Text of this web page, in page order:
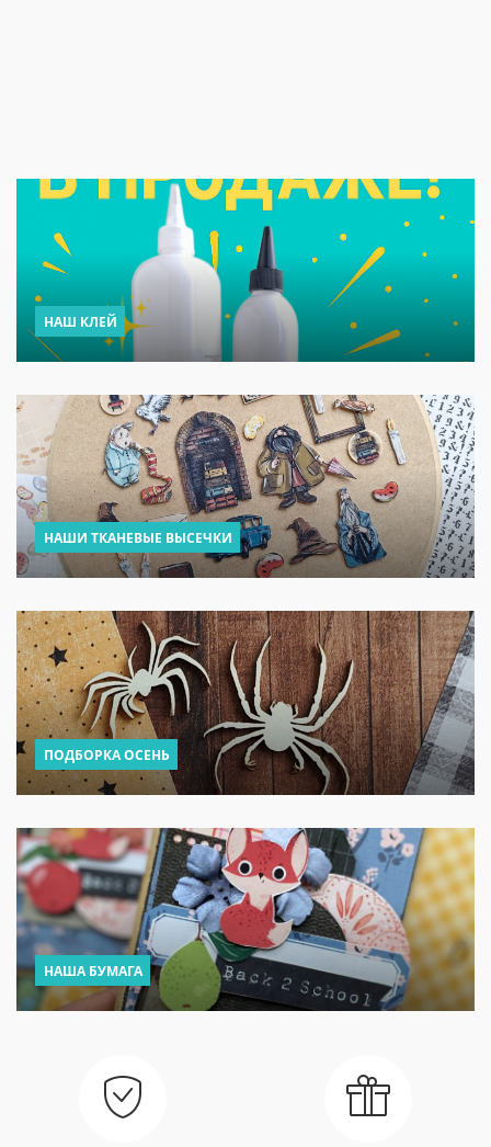
НАШ КЛЕЙ
НАШИ ТКАНЕВЫЕ ВЫСЕЧКИ
ПОДБОРКА ОСЕНЬ
НАША БУМАГА